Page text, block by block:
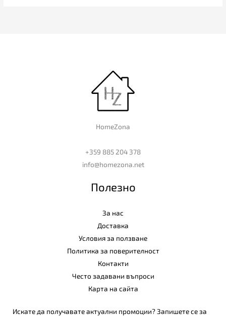
HomeZona
+359 885 204 378
info@homezona.net
Полезно
За нас
Доставка
Условия за ползване
Политика за поверителност
Контакти
Често задавани въпроси
Карта на сайта
Искате да получавате актуални промоции? Запишете се за